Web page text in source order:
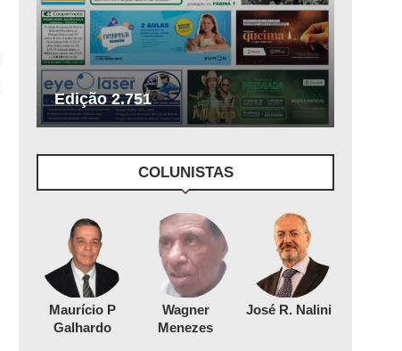
Edição 2.751
COLUNISTAS
Maurício P
Galhardo
Wagner
Menezes
José R. Nalini